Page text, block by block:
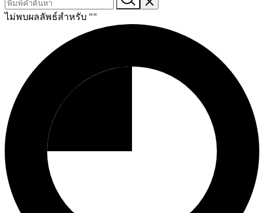
ไม่พบผลลัพธ์สำหรับ ""